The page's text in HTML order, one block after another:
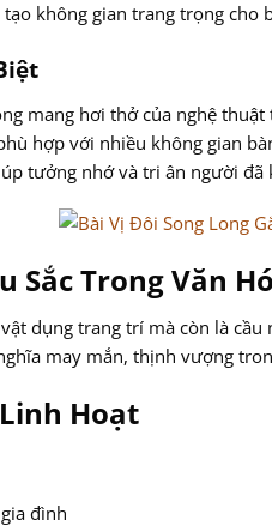
tạo không gian trang trọng cho
mang hơi thở của nghệ
hợp với nhiều không gian
tưởng nhớ và tri ân người đã
Sắc Trong Văn
dụng trang trí mà còn là
may mắn, thịnh vượng
Hoạt
đình